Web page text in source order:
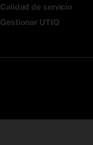
Calidad de servicio
Gestionar UTIQ